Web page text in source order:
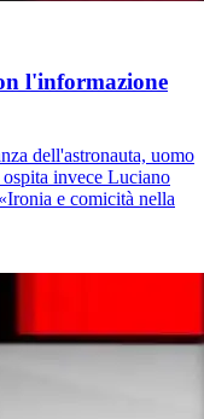
l'informazione
dell'astronauta, uomo
invece Luciano
e comicità nella